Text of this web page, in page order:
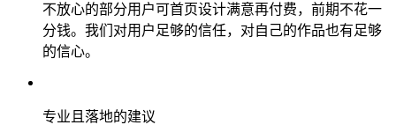
不放心的部分用户可首页设计满意再付费，前期不花一
分钱。我们对用户足够的信任，对自己的作品也有足够
的信心。
专业且落地的建议